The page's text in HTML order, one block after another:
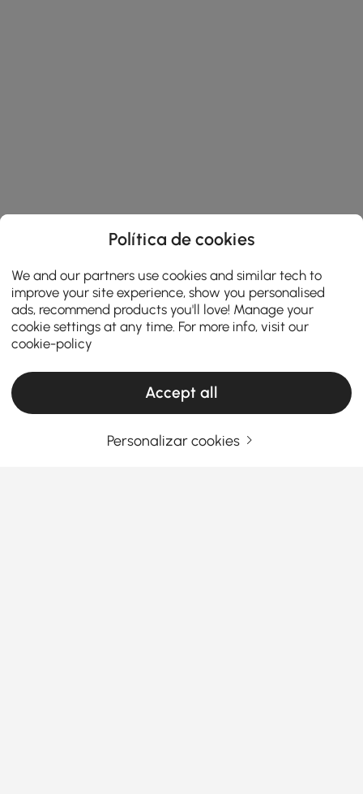
Products in the current category have been updated to show the latest 8 items
O seu endereço de e-mail Registar agora
Política de cookies
We and our partners use cookies and similar tech to
improve your site experience, show you personalised
ads, recommend products you'll love! Manage your
cookie settings at any time. For more info, visit our
cookie-policy
Accept all
Personalizar cookies